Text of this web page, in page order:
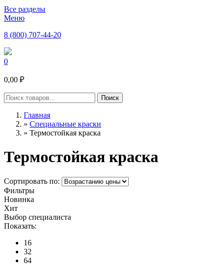
Все разделы
Меню
8 (800) 707-44-20
0
0,00 ₽
Главная
» Специальные краски
» Термостойкая краска
Термостойкая краска
Сортировать по:
Фильтры
Новинка
Хит
Выбор специалиста
Показать:
16
32
64